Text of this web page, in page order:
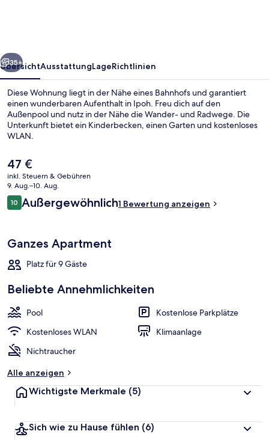
Weiter
35+
ÜbersichtAusstattungLageRichtlinien
Diese Wohnung liegt in der Nähe eines Bahnhofs und garantiert
einen wunderbaren Aufenthalt in Ipoh. Freu dich auf den
Außenpool und nutz in der Nähe die Wander- und Radwege. Die
Unterkunft bietet ein Kinderbecken, einen Garten und kostenloses
WLAN.
Der
aktuelle
Preis
beträgt
47 €.
47 €
inkl. Steuern & Gebühren
9. Aug.–10. Aug.
Bewertungen
1010 von 10.
Außergewöhnlich1 Bewertung anzeigen
Ganzes Apartment
Platz für 9 Gäste
Beliebte Annehmlichkeiten
Pool
Kostenlose Parkplätze
Kostenloses WLAN
Klimaanlage
Nichtraucher
Alle anzeigen
Wichtigste Merkmale (5)
Sich wie zu Hause fühlen (6)